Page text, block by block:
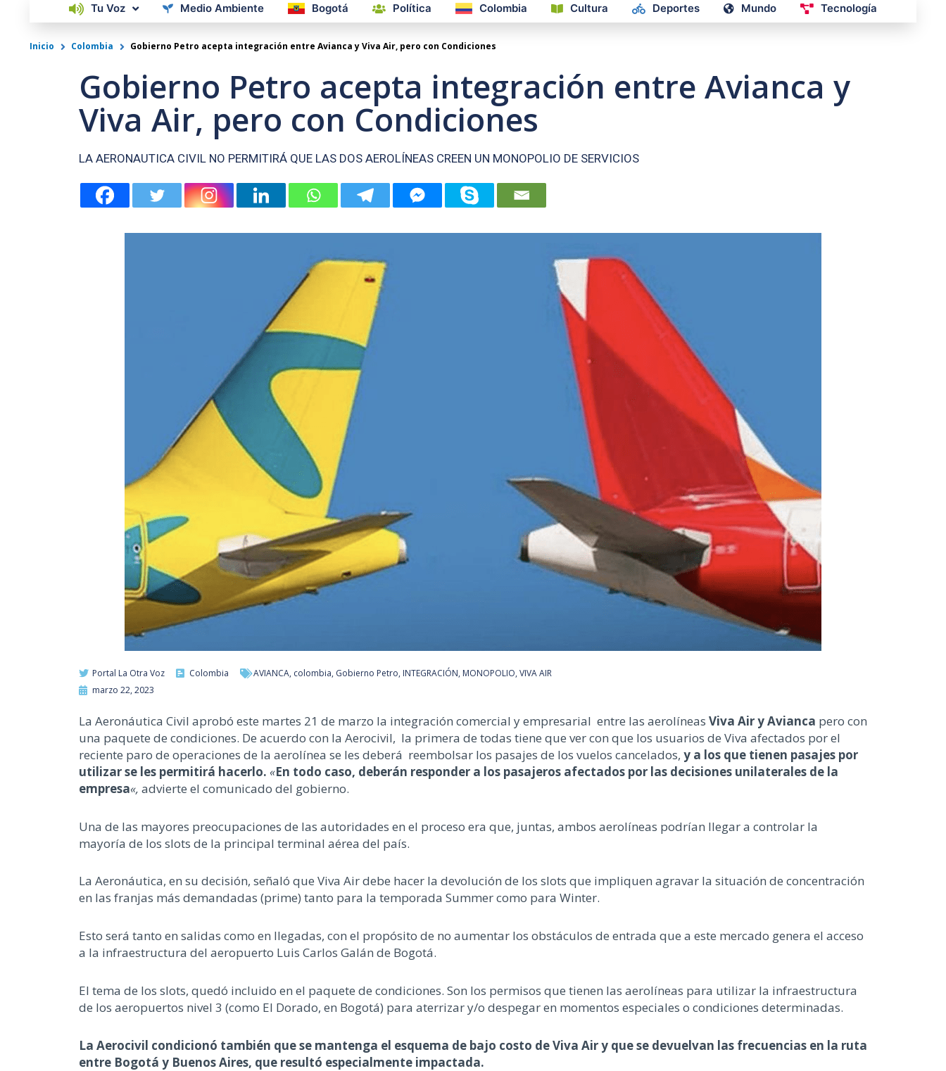
Tu Voz Medio Ambiente Bogotá Política Colombia Cultura Deportes Mundo Tecnología
Inicio Colombia Gobierno Petro acepta integración entre Avianca y Viva Air, pero con Condiciones
Gobierno Petro acepta integración entre Avianca y
Viva Air, pero con Condiciones
LA AERONAUTICA CIVIL NO PERMITIRÁ QUE LAS DOS AEROLÍNEAS CREEN UN MONOPOLIO DE SERVICIOS
Portal La Otra Voz Colombia AVIANCA, colombia, Gobierno Petro, INTEGRACIÓN, MONOPOLIO, VIVA AIR
marzo 22, 2023
La Aeronáutica Civil aprobó este martes 21 de marzo la integración comercial y empresarial entre las aerolíneas Viva Air y Avianca pero con
una paquete de condiciones. De acuerdo con la Aerocivil, la primera de todas tiene que ver con que los usuarios de Viva afectados por el
reciente paro de operaciones de la aerolínea se les deberá reembolsar los pasajes de los vuelos cancelados, y a los que tienen pasajes por
utilizar se les permitirá hacerlo. «En todo caso, deberán responder a los pasajeros afectados por las decisiones unilaterales de la
empresa«, advierte el comunicado del gobierno.
Una de las mayores preocupaciones de las autoridades en el proceso era que, juntas, ambos aerolíneas podrían llegar a controlar la
mayoría de los slots de la principal terminal aérea del país.
La Aeronáutica, en su decisión, señaló que Viva Air debe hacer la devolución de los slots que impliquen agravar la situación de concentración
en las franjas más demandadas (prime) tanto para la temporada Summer como para Winter.
Esto será tanto en salidas como en llegadas, con el propósito de no aumentar los obstáculos de entrada que a este mercado genera el acceso
a la infraestructura del aeropuerto Luis Carlos Galán de Bogotá.
El tema de los slots, quedó incluido en el paquete de condiciones. Son los permisos que tienen las aerolíneas para utilizar la infraestructura
de los aeropuertos nivel 3 (como El Dorado, en Bogotá) para aterrizar y/o despegar en momentos especiales o condiciones determinadas.
La Aerocivil condicionó también que se mantenga el esquema de bajo costo de Viva Air y que se devuelvan las frecuencias en la ruta
entre Bogotá y Buenos Aires, que resultó especialmente impactada.